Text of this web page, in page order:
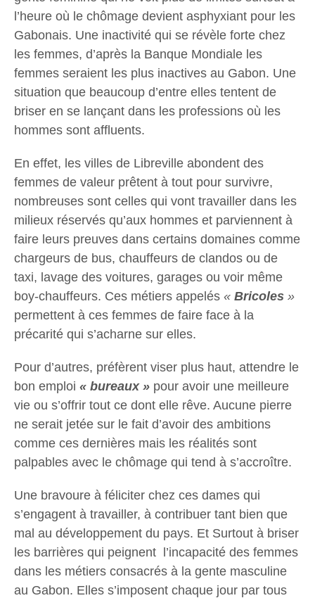
l’heure où le chômage devient asphyxiant pour les
Gabonais. Une inactivité qui se révèle forte chez
les femmes, d’après la Banque Mondiale les
femmes seraient les plus inactives au Gabon. Une
situation que beaucoup d’entre elles tentent de
briser en se lançant dans les professions où les
hommes sont affluents.
En effet, les villes de Libreville abondent des
femmes de valeur prêtent à tout pour survivre,
nombreuses sont celles qui vont travailler dans les
milieux réservés qu’aux hommes et parviennent à
faire leurs preuves dans certains domaines comme
chargeurs de bus, chauffeurs de clandos ou de
taxi, lavage des voitures, garages ou voir même
boy-chauffeurs. Ces métiers appelés « Bricoles »
permettent à ces femmes de faire face à la
précarité qui s’acharne sur elles.
Pour d’autres, préfèrent viser plus haut, attendre le
bon emploi « bureaux » pour avoir une meilleure
vie ou s’offrir tout ce dont elle rêve. Aucune pierre
ne serait jetée sur le fait d’avoir des ambitions
comme ces dernières mais les réalités sont
palpables avec le chômage qui tend à s’accroître.
Une bravoure à féliciter chez ces dames qui
s’engagent à travailler, à contribuer tant bien que
mal au développement du pays. Et Surtout à briser
les barrières qui peignent l’incapacité des femmes
dans les métiers consacrés à la gente masculine
au Gabon. Elles s’imposent chaque jour par tous